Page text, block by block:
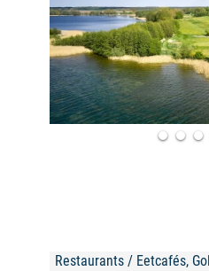
Restaurants / Eetcafés,